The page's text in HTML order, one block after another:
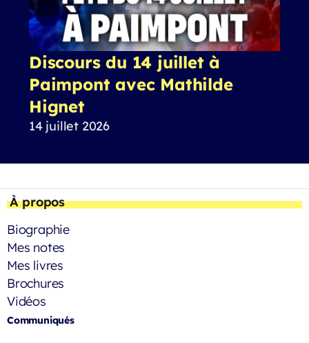
Discours du 14 juillet à
Paimpont avec Mathilde
Hignet
14 juillet 2026
À propos
Biographie
Mes notes
Mes livres
Brochures
Vidéos
Communiqués